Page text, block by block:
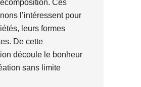
Ces
l’intéressent pour
leurs formes
De cette
découle le bonheur
sans limite